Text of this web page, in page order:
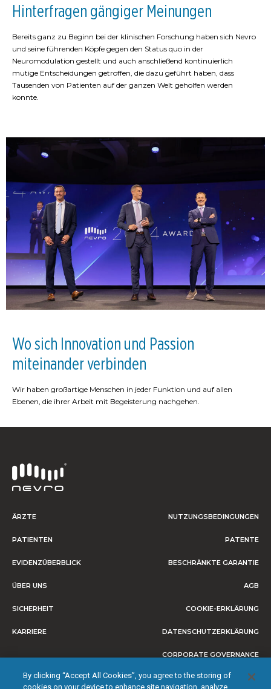
Hinterfragen gängiger Meinungen
Bereits ganz zu Beginn bei der klinischen Forschung haben sich Nevro
und seine führenden Köpfe gegen den Status quo in der
Neuromodulation gestellt und auch anschließend kontinuierlich
mutige Entscheidungen getroffen, die dazu geführt haben, dass
Tausenden von Patienten auf der ganzen Welt geholfen werden
konnte.
Wo sich Innovation und Passion
miteinander verbinden
Wir haben großartige Menschen in jeder Funktion und auf allen
Ebenen, die ihrer Arbeit mit Begeisterung nachgehen.
ÄRZTE
PATIENTEN
EVIDENZÜBERBLICK
ÜBER UNS
SICHERHEIT
KARRIERE
NUTZUNGSBEDINGUNGEN
PATENTE
BESCHRÄNKTE GARANTIE
AGB
COOKIE-ERKLÄRUNG
DATENSCHUTZERKLÄRUNG
CORPORATE GOVERNANCE
IMPRESSUM
By clicking “Accept All Cookies”, you agree to the storing of
cookies on your device to enhance site navigation, analyze